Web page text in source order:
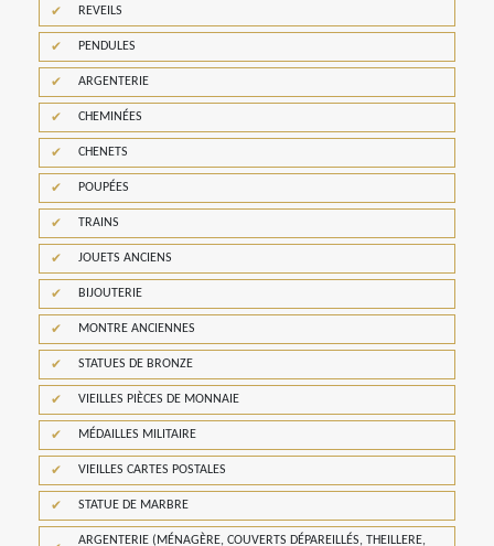
REVEILS
PENDULES
ARGENTERIE
CHEMINÉES
CHENETS
POUPÉES
TRAINS
JOUETS ANCIENS
BIJOUTERIE
MONTRE ANCIENNES
STATUES DE BRONZE
VIEILLES PIÈCES DE MONNAIE
MÉDAILLES MILITAIRE
VIEILLES CARTES POSTALES
STATUE DE MARBRE
ARGENTERIE (MÉNAGÈRE, COUVERTS DÉPAREILLÉS, THEILLERE,